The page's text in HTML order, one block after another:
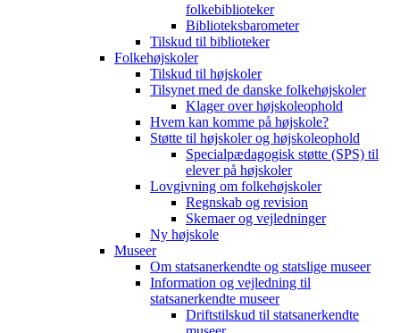
folkebiblioteker
Biblioteksbarometer
Tilskud til biblioteker
Folkehøjskoler
Tilskud til højskoler
Tilsynet med de danske folkehøjskoler
Klager over højskoleophold
Hvem kan komme på højskole?
Støtte til højskoler og højskoleophold
Specialpædagogisk støtte (SPS) til
elever på højskoler
Lovgivning om folkehøjskoler
Regnskab og revision
Skemaer og vejledninger
Ny højskole
Museer
Om statsanerkendte og statslige museer
Information og vejledning til
statsanerkendte museer
Driftstilskud til statsanerkendte